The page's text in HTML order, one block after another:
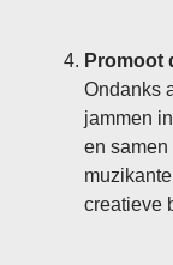
Promoot
Ondanks
jammen
en samen
creatieve